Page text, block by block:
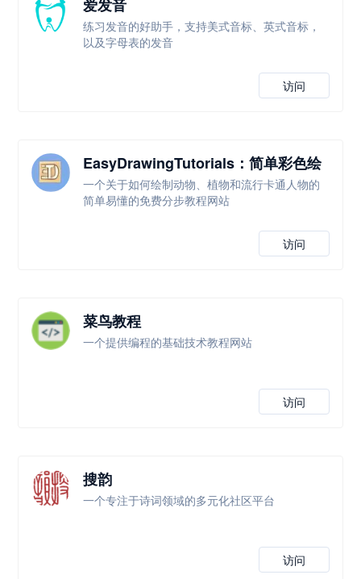
爱发音
练习发音的好助手，支持美式音标、英式音标，
以及字母表的发音
访问
EasyDrawingTutorials：简单彩色绘
画教程
一个关于如何绘制动物、植物和流行卡通人物的
简单易懂的免费分步教程网站
访问
菜鸟教程
一个提供编程的基础技术教程网站
访问
搜韵
一个专注于诗词领域的多元化社区平台
访问